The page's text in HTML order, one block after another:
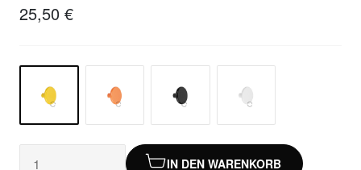
25,50 €
IN DEN WARENKORB